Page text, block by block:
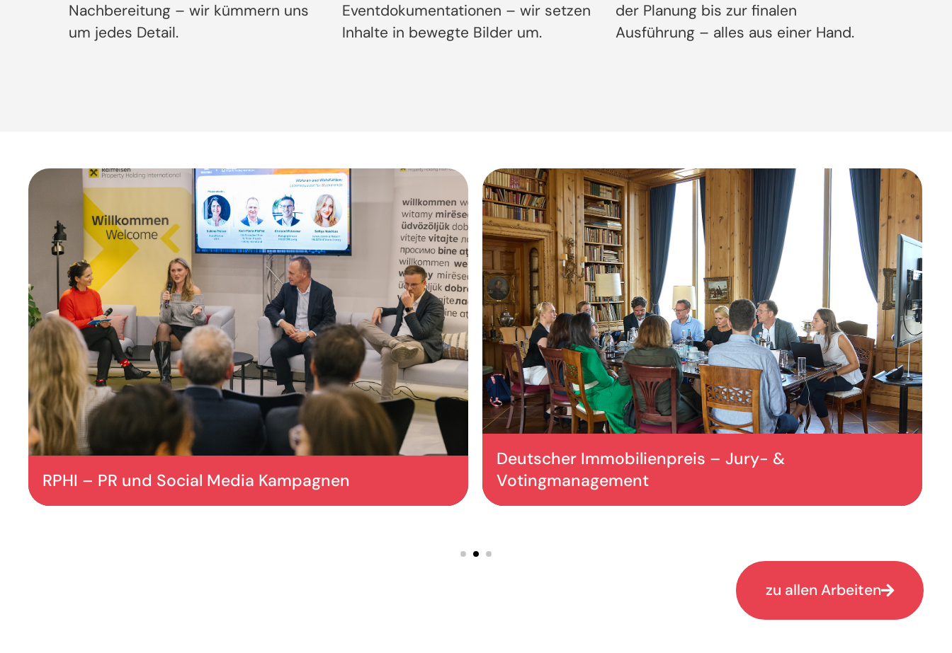
Nachbereitung – wir kümmern uns
um jedes Detail.
Eventdokumentationen – wir setzen
Inhalte in bewegte Bilder um.
der Planung bis zur finalen
Ausführung – alles aus einer Hand.
RPHI – PR und Social Media Kampagnen
Deutscher Immobilienpreis – Jury- &
Votingmanagement
zu allen Arbeiten